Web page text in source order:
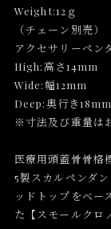
Weight:12ｇ
（チェーン別売）
アクセサリーペン
High:高さ14mm
Wide:幅12mm
Deep:奥行き18mm
※寸法及び重量は
医療用頭蓋骨骨格
5製スカルペンダ
ッドトップをベー
た【スモールクロ